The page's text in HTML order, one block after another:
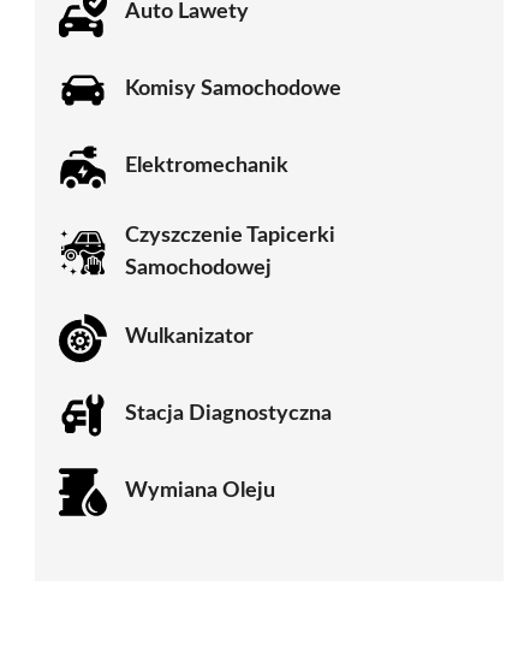
Auto Lawety
Komisy Samochodowe
Elektromechanik
Czyszczenie Tapicerki
Samochodowej
Wulkanizator
Stacja Diagnostyczna
Wymiana Oleju